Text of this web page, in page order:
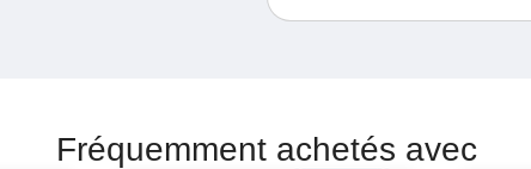
Fréquemment achetés avec